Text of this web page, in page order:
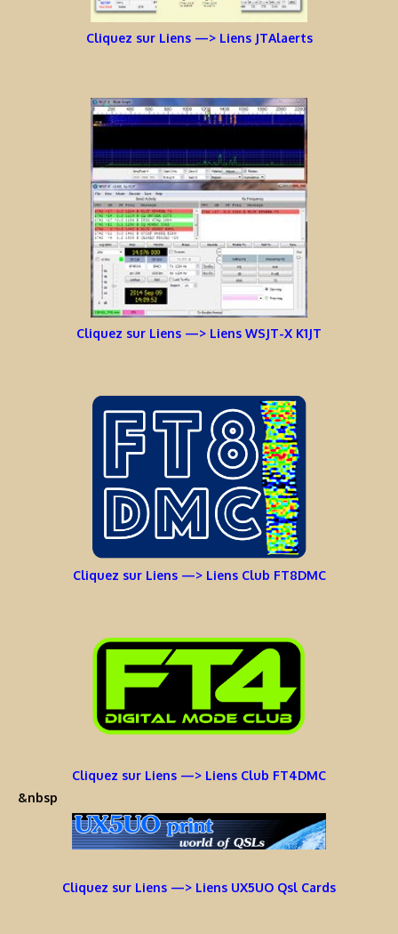
Cliquez sur Liens —> Liens JTAlaerts
Cliquez sur Liens —> Liens WSJT-X K1JT
Cliquez sur Liens —> Liens Club FT8DMC
Cliquez sur Liens —> Liens Club FT4DMC
&nbsp
Cliquez sur Liens —> Liens UX5UO Qsl Cards